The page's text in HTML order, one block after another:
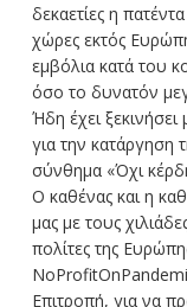
δεκαετίες η
χώρες εκτός
εμβόλια κατά του
όσο το δυνατόν
Ήδη έχει
για την κατάργηση
σύνθημα «Όχι
Ο καθένας και η
μας με τους
πολίτες της
Επιτροπή, για να